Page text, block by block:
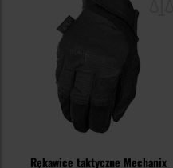
Rękawice taktyczne Mechanix